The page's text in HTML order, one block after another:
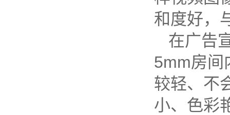
和度好，
在广告
5mm房间
较轻、不
小、色彩